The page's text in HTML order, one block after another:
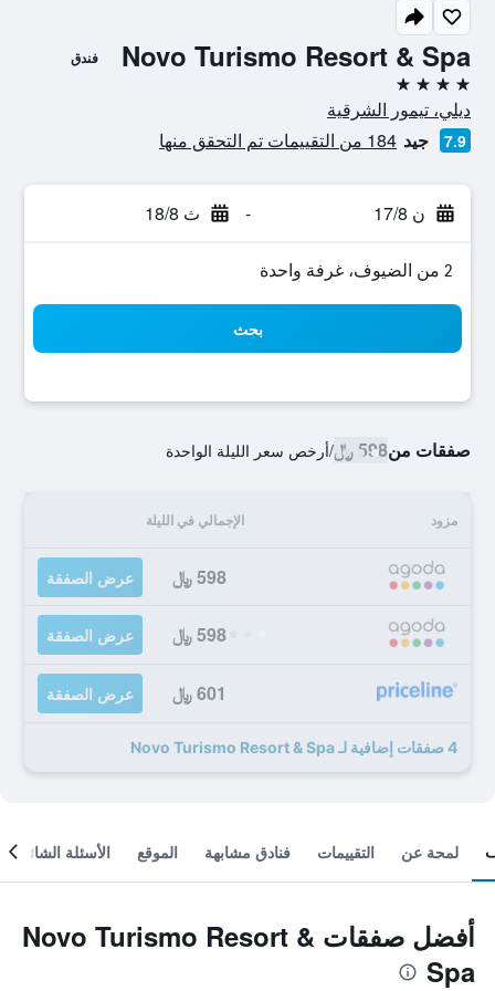
Novo Turismo Resort & Spa فندق
4 نجوم
ديلي، تيمور الشرقية
7.9 جيد 184 من التقييمات تم التحقق منها
ن 17/8 - ث 18/8
2 من الضيوف، غرفة واحدة
بحث
صفقات من598 ﷼ /أرخص سعر الليلة الواحدة
مزود الإجمالي في الليلة
598 ﷼ عرض الصفقة
598 ﷼ عرض الصفقة
601 ﷼ عرض الصفقة
4 صفقات إضافية لـ Novo Turismo Resort & Spa
لمحة عن التقييمات فنادق مشابهة الموقع الأسئلة الشائعة
أفضل صفقات Novo Turismo Resort &
Spa